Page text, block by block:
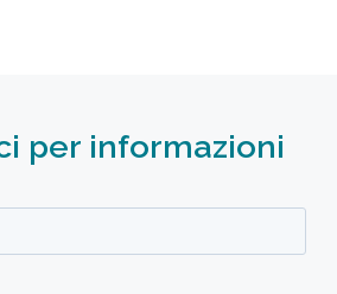
per informazioni